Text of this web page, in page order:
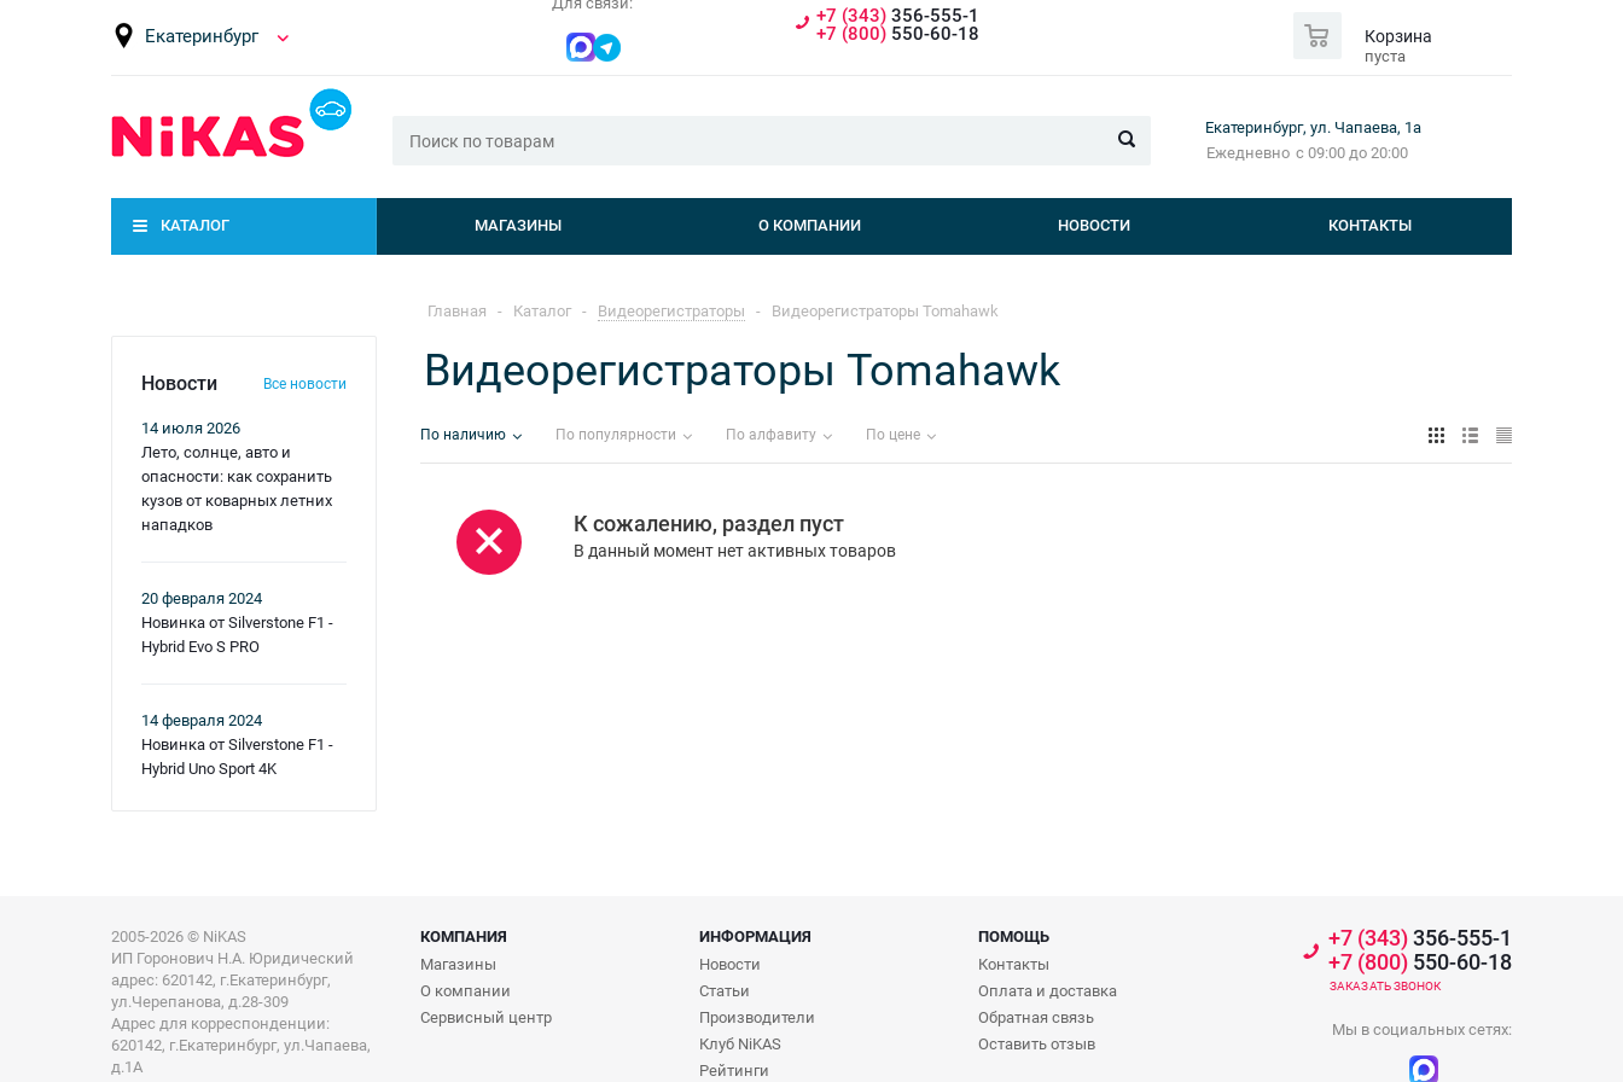
Екатеринбург
+7 (343) 356-555-1
+7 (800) 550-60-18 Корзина
пуста
Екатеринбург, ул. Чапаева, 1а
Ежедневно с 09:00 до 20:00
КАТАЛОГ МАГАЗИНЫ О КОМПАНИИ НОВОСТИ КОНТАКТЫ
Новости Все новости
14 июля 2026
Лето, солнце, авто и
опасности: как сохранить
кузов от коварных летних
нападков
20 февраля 2024
Новинка от Silverstone F1 -
Hybrid Evo S PRO
14 февраля 2024
Новинка от Silverstone F1 -
Hybrid Uno Sport 4K
Главная - Каталог - Видеорегистраторы - Видеорегистраторы Tomahawk
Видеорегистраторы Tomahawk
По наличию По популярности По алфавиту По цене
К сожалению, раздел пуст
В данный момент нет активных товаров
2005-2026 © NiKAS
ИП Горонович Н.А. Юридический
адрес: 620142, г.Екатеринбург,
ул.Черепанова, д.28-309
Адрес для корреспонденции:
620142, г.Екатеринбург, ул.Чапаева,
д.1А
КОМПАНИЯ ИНФОРМАЦИЯ
ПОМОЩЬ
Магазины
О компании
Сервисный центр
Новости
Статьи
Производители
Клуб NiKAS
Рейтинги
Контакты
Оплата и доставка
Обратная связь
Оставить отзыв
+7 (343)356-555-1
+7 (800) 550-60-18
ЗАКАЗАТЬ ЗВОНОК
Мы в социальных сетях: